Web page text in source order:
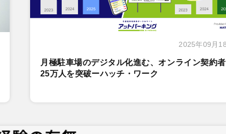
2025年09月
月極駐車場のデジタル化進む、オンライン契約
25万人を突破ーハッチ・ワーク